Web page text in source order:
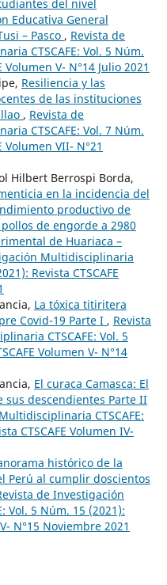
del nivel
Educativa General
– Pasco , Revista de
CTSCAFE: Vol. 5 Núm.
Volumen V- N°14 Julio 2021
Resiliencia y las
de las instituciones
, Revista de
CTSCAFE: Vol. 7 Núm.
Volumen VII- N°21
Hilbert Berrospi Borda,
en la incidencia del
productivo de
de engorde a 2980
de Huariaca –
Multidisciplinaria
Revista CTSCAFE
La tóxica titiritera
Covid-19 Parte I , Revista
CTSCAFE: Vol. 5
Volumen V- N°14
El curaca Camasca: El
descendientes Parte II
CTSCAFE:
CTSCAFE Volumen IV-
histórico de la
Perú al cumplir doscientos
de Investigación
Vol. 5 Núm. 15 (2021):
N°15 Noviembre 2021